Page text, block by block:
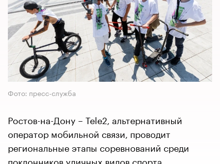
Фото: пресс-служба
Ростов-на-Дону – Tele2, альтернативный
оператор мобильной связи, проводит
региональные этапы соревнований среди
поклонников уличных видов спорта